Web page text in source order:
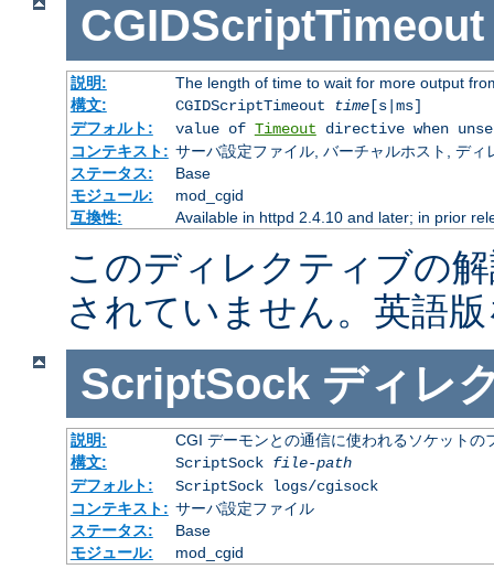
CGIDScriptTimeout
説明:
The length of time to wait for more output
構文:
CGIDScriptTimeout time[s|ms]
デフォルト:
value of Timeout directive when
コンテキスト: サーバ設定ファイル, バーチャルホスト, ディ
ステータス:
Base
モジュール:
mod_cgid
互換性:
Available in httpd 2.4.10 and later; in prior
このディレクティブの
されていません。英語
ScriptSock ディレ
説明:
CGI デーモンとの通信に使われるソケットの
構文:
ScriptSock file-path
デフォルト:
ScriptSock logs/cgisock
コンテキスト: サーバ設定ファイル
ステータス:
Base
モジュール:
mod_cgid